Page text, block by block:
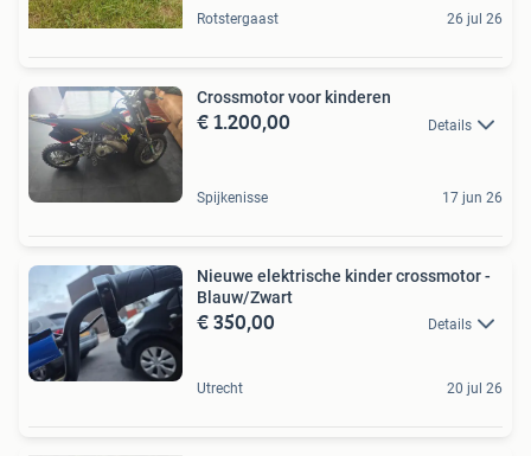
Rotstergaast 26 jul 26
Crossmotor voor kinderen
€ 1.200,00 Details
Spijkenisse 17 jun 26
Nieuwe elektrische kinder crossmotor -
Blauw/Zwart
€ 350,00 Details
Utrecht 20 jul 26